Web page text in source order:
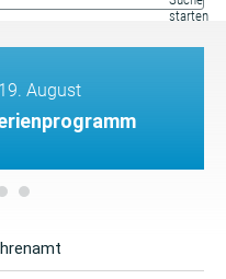
August